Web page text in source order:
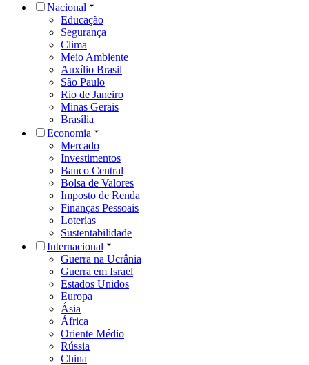
Nacional
Educação
Segurança
Clima
Meio Ambiente
Auxílio Brasil
São Paulo
Rio de Janeiro
Minas Gerais
Brasília
Economia
Mercado
Investimentos
Banco Central
Bolsa de Valores
Imposto de Renda
Finanças Pessoais
Loterias
Sustentabilidade
Internacional
Guerra na Ucrânia
Guerra em Israel
Estados Unidos
Europa
Ásia
África
Oriente Médio
Rússia
China